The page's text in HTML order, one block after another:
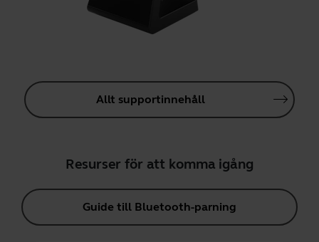
Allt supportinnehåll
Resurser för att komma igång
Guide till Bluetooth-parning